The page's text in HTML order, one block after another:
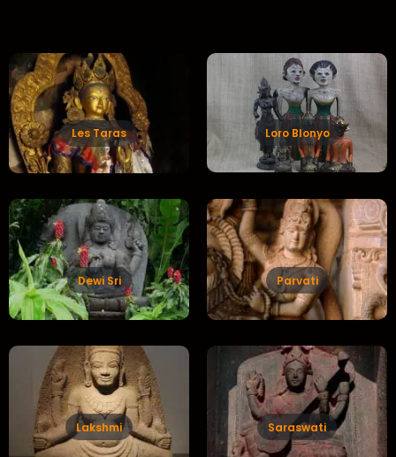
Les Taras Loro Blonyo
Dewi Sri Parvati
Lakshmi Saraswati